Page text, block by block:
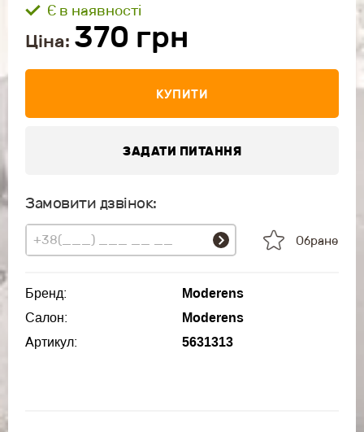
Є в наявності
Ціна: 370 грн
КУПИТИ
ЗАДАТИ ПИТАННЯ
Замовити дзвінок:
Обране
Бренд:
Moderens
Салон:
Moderens
Артикул:
5631313